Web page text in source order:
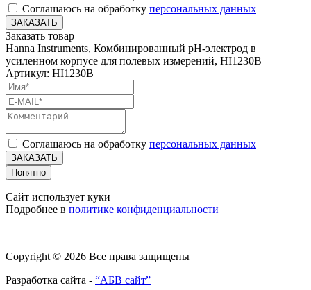
Соглашаюсь на обработку персональных данных
ЗАКАЗАТЬ
Заказать товар
Hanna Instruments, Комбинированный pH-электрод в
усиленном корпусе для полевых измерений, HI1230B
Артикул: HI1230B
Соглашаюсь на обработку персональных данных
ЗАКАЗАТЬ
Понятно
Сайт использует куки
Подробнее в политике конфиденциальности
Copyright © 2026 Все права защищены
Разработка сайта - “АБВ сайт”